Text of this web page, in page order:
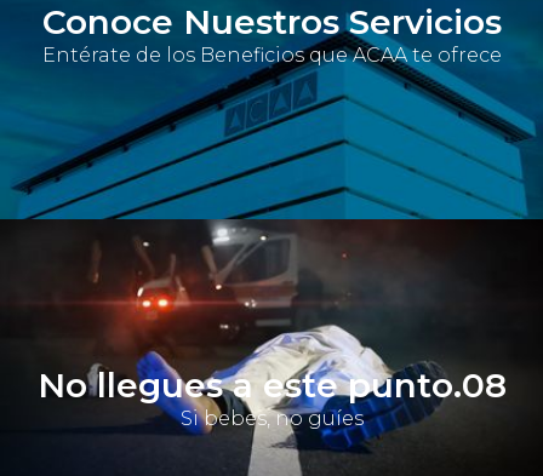
Conoce Nuestros Servicios
Entérate de los Beneficios que ACAA te ofrece
No llegues a este punto.08
Si bebes, no guíes